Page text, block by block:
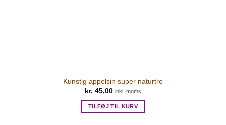
Kunstig appelsin super naturtro
kr. 45,00 inkl. moms
TILFØJ TIL KURV